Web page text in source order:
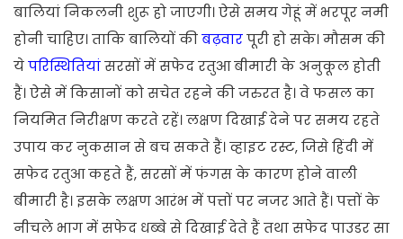
बालियां निकलनी शुरू हो जाएगी। ऐसे समय गेहूं में भरपूर नमी
होनी चाहिए। ताकि बालियों कीबढ़वारपूरी हो सके।मौसम की
येपरिस्थितियांसरसों में सफेद रतुआ बीमारी के अनुकूल होती
हैं। ऐसे में किसानों को सचेत रहने की जरुरत है। वे फसल का
नियमित निरीक्षण करते रहें। लक्षण दिखाई देने पर समय रहते
उपाय कर नुकसान से बच सकते हैं। व्हाइट रस्ट, जिसे हिंदी में
सफेद रतुआ कहते हैं, सरसों में फंगस के कारण होने वाली
बीमारी है। इसके लक्षण आरंभ में पत्तों पर नजर आते हैं। पत्तों के
नीचले भाग में सफेद धब्बे से दिखाई देते हैं तथा सफेद पाउडर सा